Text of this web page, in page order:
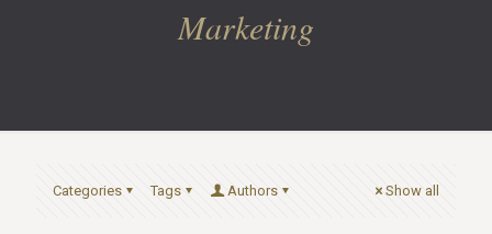
Marketing
Categories Tags Authors Show all